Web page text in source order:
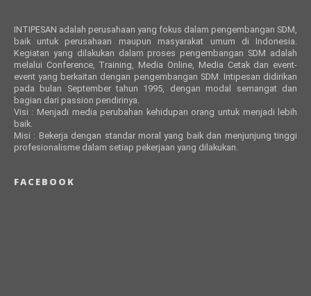
INTIPESAN adalah perusahaan yang fokus dalam pengembangan SDM,
baik untuk perusahaan maupun masyarakat umum di Indonesia.
Kegiatan yang dilakukan dalam proses pengembangan SDM adalah
melalui Conference, Training, Media Online, Media Cetak dan event-
event yang berkaitan dengan pengembangan SDM. Intipesan didirikan
pada bulan September tahun 1995, dengan modal semangat dan
bagian dari passion pendirinya.
Visi : Menjadi media perubahan kehidupan orang untuk menjadi lebih
baik.
Misi : Bekerja dengan standar moral yang baik dan menjunjung tinggi
profesionalisme dalam setiap pekerjaan yang dilakukan.
FACEBOOK